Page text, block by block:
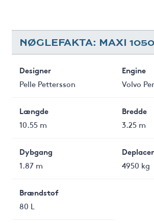
NØGLEFAKTA: MAXI 1050
Designer
Pelle Pettersson
Engine
Volvo
Længde
10.55 m
Bredde
3.25 m
Dybgang
1.87 m
4950 kg
Brændstof
80 L